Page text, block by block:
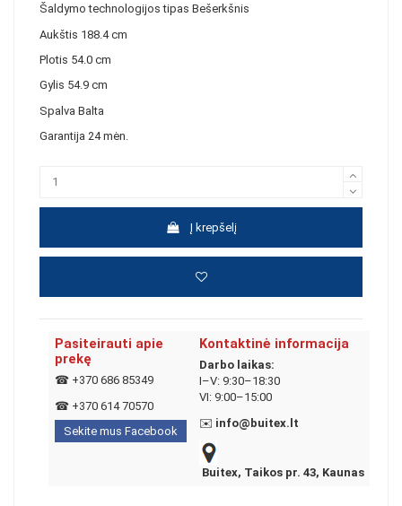
Šaldymo technologijos tipas Bešerkšnis
Aukštis 188.4 cm
Plotis 54.0 cm
Gylis 54.9 cm
Spalva Balta
Garantija 24 mėn.
Į krepšelį
Pasiteirauti apie
prekę
☎ +370 686 85349
☎ +370 614 70570
Sekite mus Facebook
Kontaktinė informacija
Darbo laikas:
I–V: 9:30–18:30
VI: 9:00–15:00
✉️ info@buitex.lt
Buitex, Taikos pr. 43, Kaunas